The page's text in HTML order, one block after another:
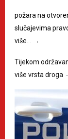
požara na
slučajevima
više… →
Tijekom
više vrsta droga